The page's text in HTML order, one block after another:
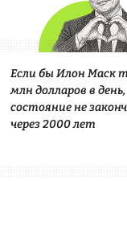
Если бы Илон Маск
млн долларов в день,
состояние не
через 2000 лет